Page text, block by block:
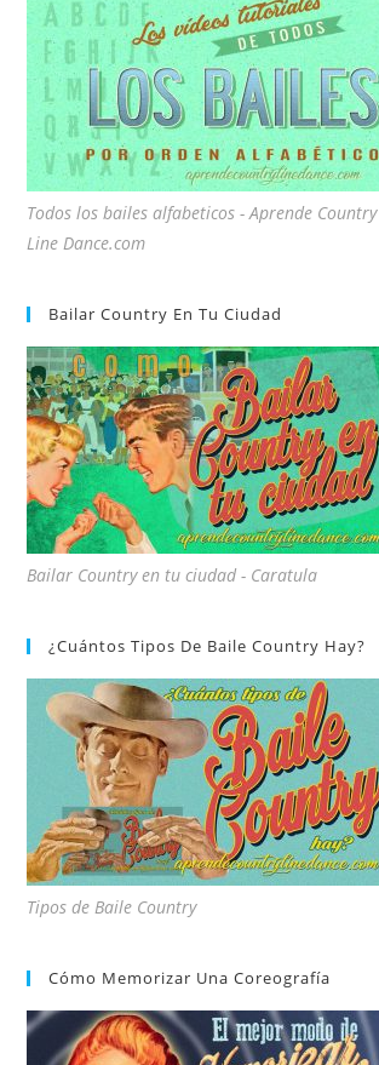
Todos los bailes alfabeticos - Aprende Country
Line Dance.com
Bailar Country En Tu Ciudad
Bailar Country en tu ciudad - Caratula
¿Cuántos Tipos De Baile Country Hay?
Tipos de Baile Country
Cómo Memorizar Una Coreografía